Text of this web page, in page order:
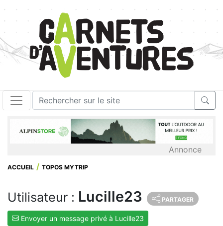
Annonce
ACCUEIL TOPOS MYTRIP
Utilisateur : Lucille23 PARTAGER
Envoyer un message privé à Lucille23